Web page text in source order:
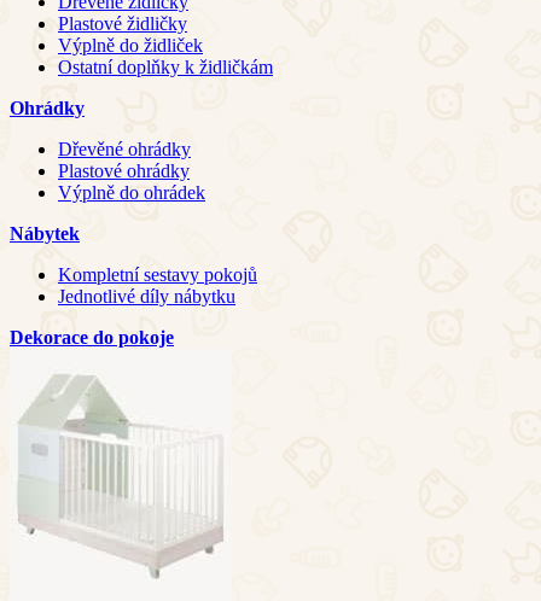
Plastové židličky
Výplně do židliček
Ostatní doplňky k židličkám
Ohrádky
Dřevěné ohrádky
Plastové ohrádky
Výplně do ohrádek
Nábytek
Kompletní sestavy pokojů
Jednotlivé díly nábytku
Dekorace do pokoje